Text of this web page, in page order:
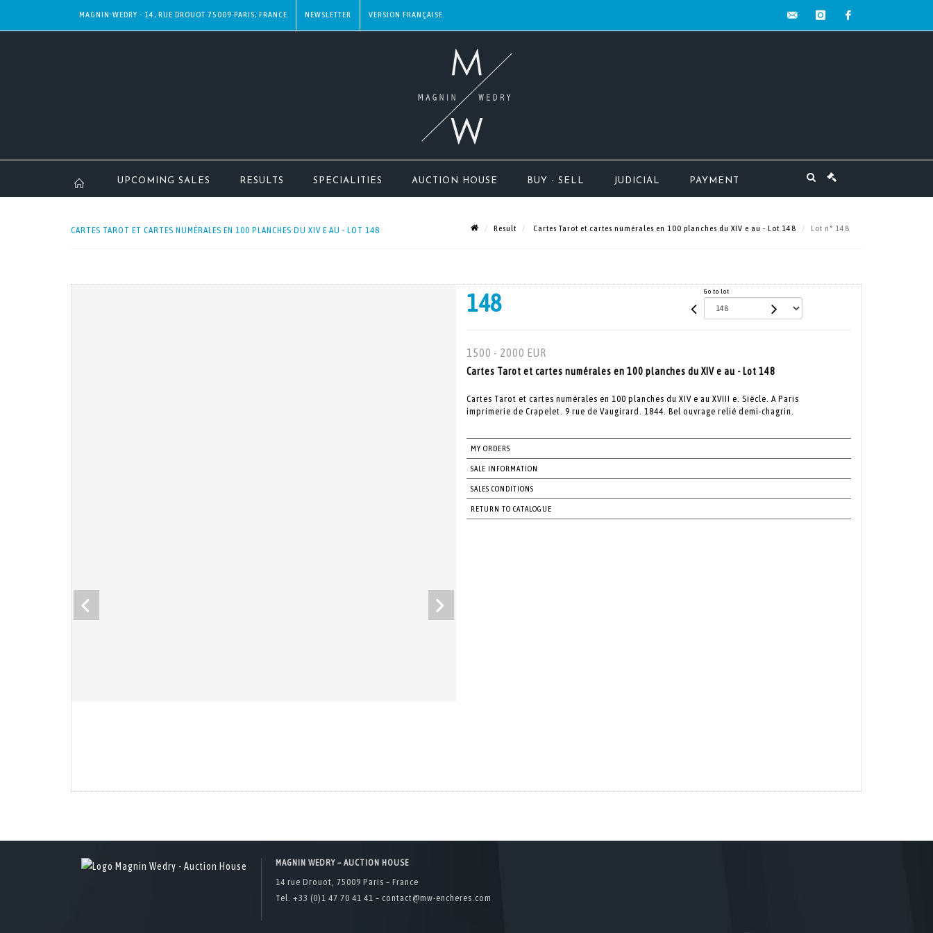
MAGNIN-WEDRY - 14, RUE DROUOT 75009 PARIS, FRANCE NEWSLETTER
UPCOMING SALES RESULTS SPECIALITIES AUCTION HOUSE BUY - SELL JUDICIAL PAYMENT
CARTES TAROT ET CARTES NUMÉRALES EN 100 PLANCHES DU XIV E AU - LOT 148 Result Cartes Tarot et cartes numérales en 100 planches du XIV e au - Lot 148 Lot n° 148
148 Go to lot
1500 - 2000 EUR
Cartes Tarot et cartes numérales en 100 planches du XIV e au - Lot 148
Cartes Tarot et cartes numérales en 100 planches du XIV e au XVIII e. Siècle. A Paris
imprimerie de Crapelet. 9 rue de Vaugirard. 1844. Bel ouvrage relié demi-chagrin.
MY ORDERS
SALE INFORMATION
SALES CONDITIONS
RETURN TO CATALOGUE
MAGNIN WEDRY – AUCTION HOUSE
14 rue Drouot, 75009 Paris – France
Tel. +33 (0)1 47 70 41 41 – contact@mw-encheres.com